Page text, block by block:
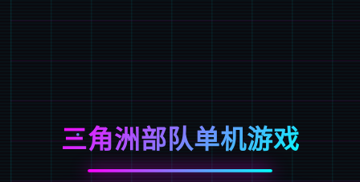
三角洲部队单机游戏